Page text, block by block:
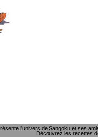
l'univers de Sangoku et ses
Découvrez les recettes